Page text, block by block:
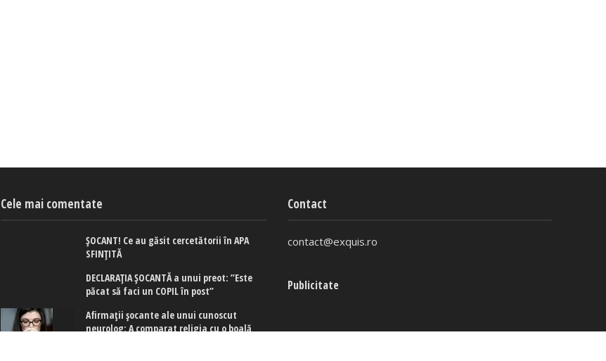
Cele mai comentate
ȘOCANT! Ce au găsit cercetătorii în APA
SFINȚITĂ
DECLARAȚIA ȘOCANTĂ a unui preot: ”Este
păcat să faci un COPIL în post”
Afirmaţii şocante ale unui cunoscut
neurolog: A comparat religia cu o boală
Contact
contact@exquis.ro
Publicitate